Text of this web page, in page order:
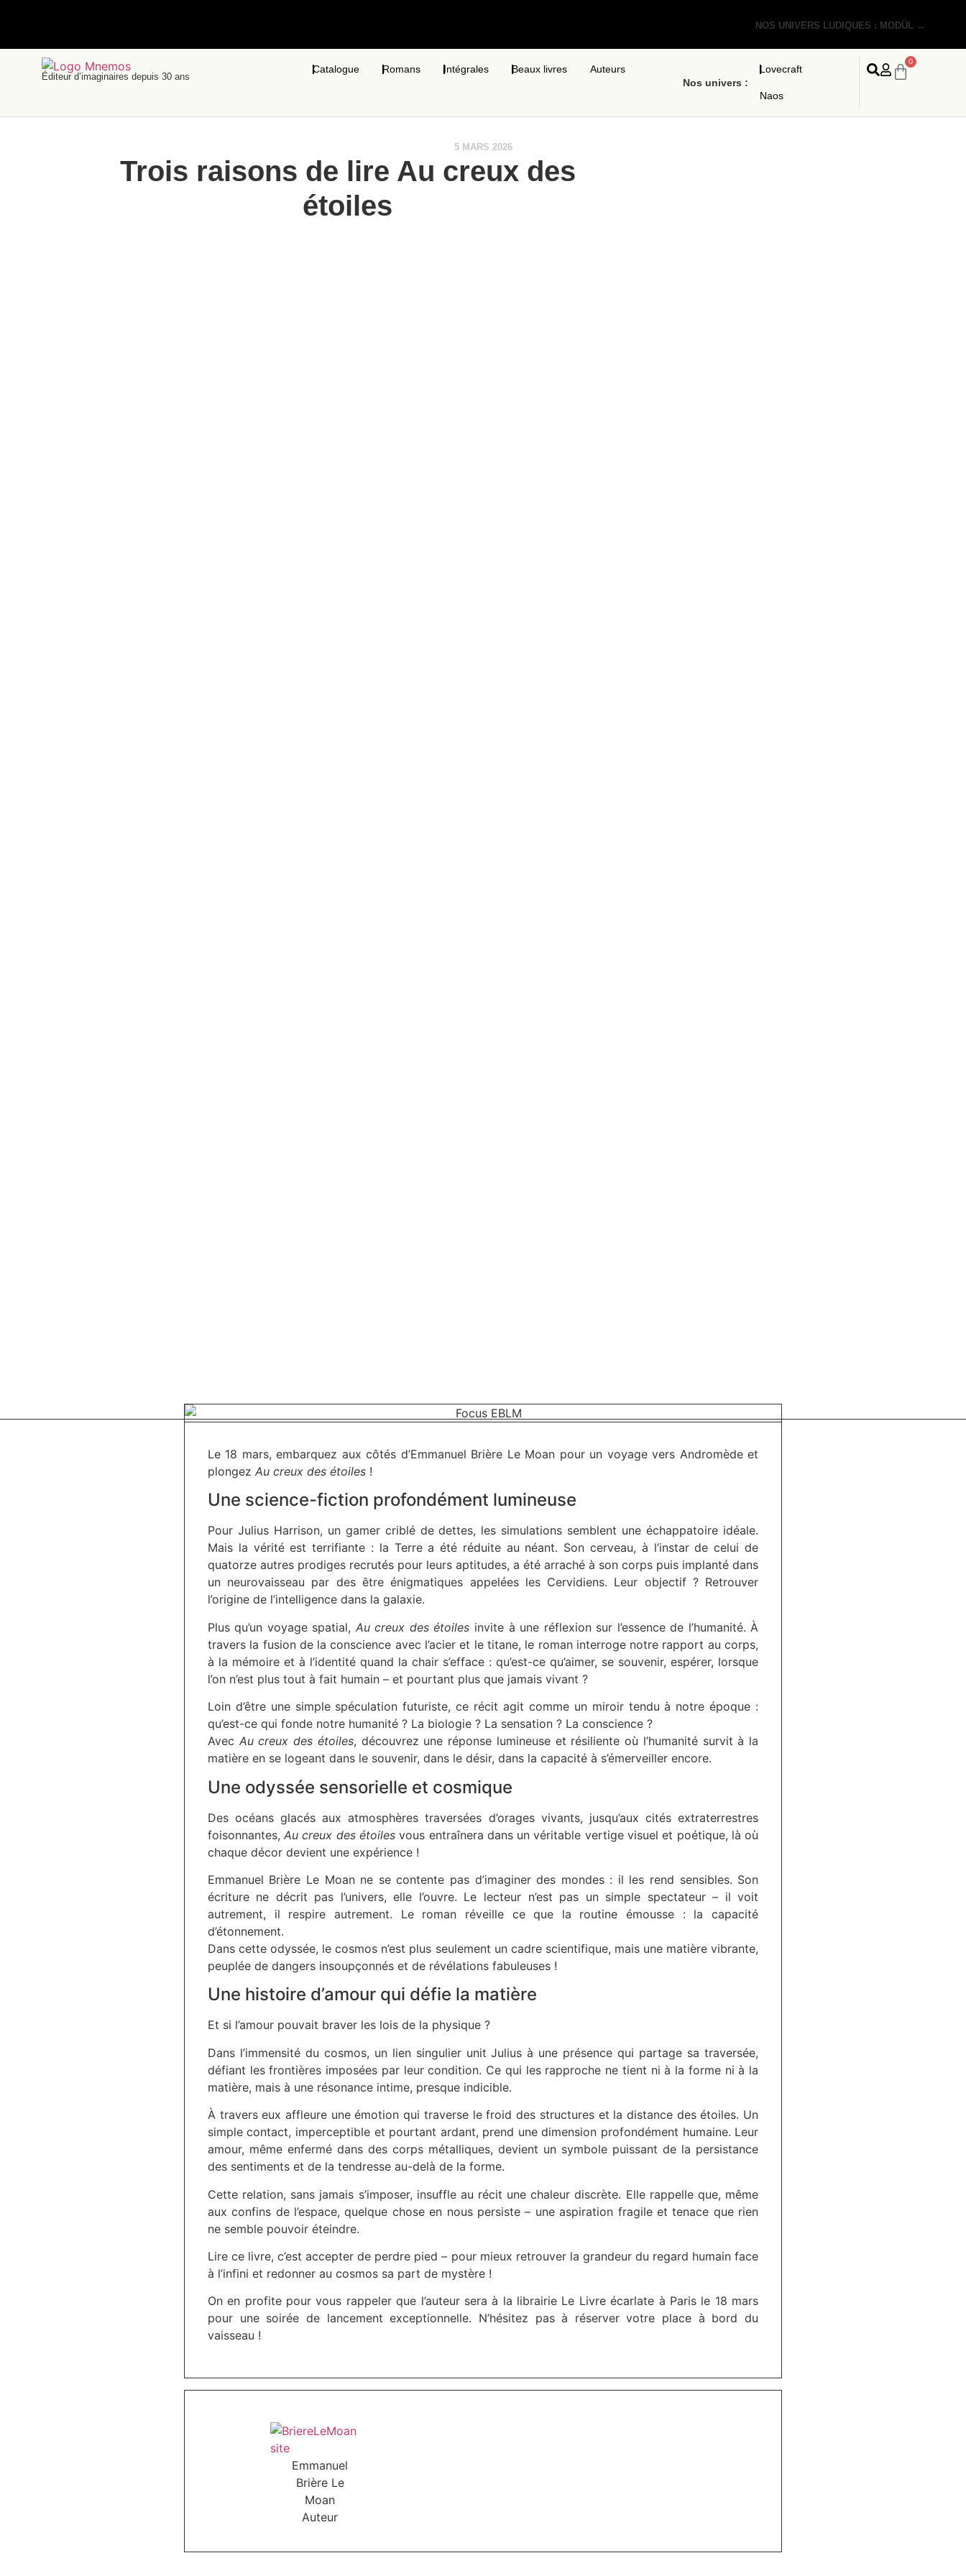
NOS UNIVERS LUDIQUES : MODÜL →
Éditeur d’imaginaires depuis 30 ans
Catalogue Romans Intégrales Beaux livres
Auteurs
Nos univers :
Lovecraft
Naos
0
5 MARS 2026
Trois raisons de lire Au creux des
étoiles
Le 18 mars, embarquez aux côtés d’Emmanuel Brière Le Moan pour un voyage vers Andromède et
plongez Au creux des étoiles!
Une science-fiction profondément lumineuse
Pour Julius Harrison, un gamer criblé de dettes, les simulations semblent une échappatoire idéale.
Mais la vérité est terrifiante : la Terre a été réduite au néant. Son cerveau, à l’instar de celui de
quatorze autres prodiges recrutés pour leurs aptitudes, a été arraché à son corps puis implanté dans
un neurovaisseau par des être énigmatiques appelées les Cervidiens. Leur objectif ? Retrouver
l’origine de l’intelligence dans la galaxie.
Plus qu’un voyage spatial, Au creux des étoiles invite à une réflexion sur l’essence de l’humanité. À
travers la fusion de la conscience avec l’acier et le titane, le roman interroge notre rapport au corps,
à la mémoire et à l’identité quand la chair s’efface : qu’est-ce qu’aimer, se souvenir, espérer, lorsque
l’on n’est plus tout à fait humain – et pourtant plus que jamais vivant ?
Loin d’être une simple spéculation futuriste, ce récit agit comme un miroir tendu à notre époque :
qu’est-ce qui fonde notre humanité ? La biologie ? La sensation ? La conscience ?
Avec Au creux des étoiles, découvrez une réponse lumineuse et résiliente où l’humanité survit à la
matière en se logeant dans le souvenir, dans le désir, dans la capacité à s’émerveiller encore.
Une odyssée sensorielle et cosmique
Des océans glacés aux atmosphères traversées d’orages vivants, jusqu’aux cités extraterrestres
foisonnantes,Au creux des étoiles vous entraînera dans un véritable vertige visuel et poétique, là où
chaque décor devient une expérience !
Emmanuel Brière Le Moan ne se contente pas d’imaginer des mondes : il les rend sensibles. Son
écriture ne décrit pas l’univers, elle l’ouvre. Le lecteur n’est pas un simple spectateur – il voit
autrement, il respire autrement. Le roman réveille ce que la routine émousse : la capacité
d’étonnement.
Dans cette odyssée, le cosmos n’est plus seulement un cadre scientifique, mais une matière vibrante,
peuplée de dangers insoupçonnés et de révélations fabuleuses !
Une histoire d’amour qui défie la matière
Et si l’amour pouvait braver les lois de la physique ?
Dans l’immensité du cosmos, un lien singulier unit Julius à une présence qui partage sa traversée,
défiant les frontières imposées par leur condition. Ce qui les rapproche ne tient ni à la forme ni à la
matière, mais à une résonance intime, presque indicible.
À travers eux affleure une émotion qui traverse le froid des structures et la distance des étoiles. Un
simple contact, imperceptible et pourtant ardant, prend une dimension profondément humaine. Leur
amour, même enfermé dans des corps métalliques, devient un symbole puissant de la persistance
des sentiments et de la tendresse au-delà de la forme.
Cette relation, sans jamais s’imposer, insuffle au récit une chaleur discrète. Elle rappelle que, même
aux confins de l’espace, quelque chose en nous persiste – une aspiration fragile et tenace que rien
ne semble pouvoir éteindre.
Lire ce livre, c’est accepter de perdre pied – pour mieux retrouver la grandeur du regard humain face
à l’infini et redonner au cosmos sa part de mystère !
On en profite pour vous rappeler que l’auteur sera à la librairie Le Livre écarlate à Paris le 18 mars
pour une soirée de lancement exceptionnelle. N’hésitez pas à réserver votre place à bord du
vaisseau !
Emmanuel
Brière Le
Moan
Auteur